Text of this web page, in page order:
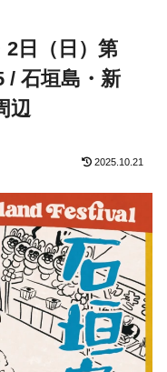
2日（日）第
/ 石垣島・新
辺
2025.10.21